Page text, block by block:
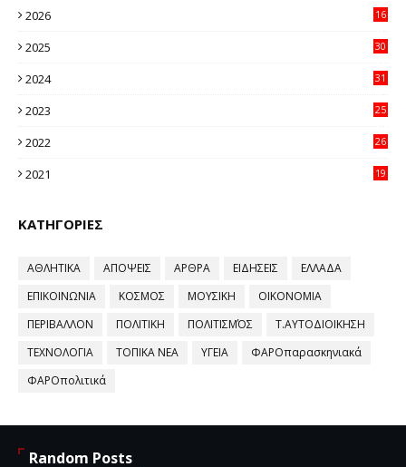
2026
16
2025
30
2024
31
2023
25
2022
26
2021
19
ΚΑΤΗΓΟΡΙΕΣ
ΑΘΛΗΤΙΚΑ ΑΠΟΨΕΙΣ ΑΡΘΡΑ ΕΙΔΗΣΕΙΣ
ΕΛΛΑΔΑ
ΕΠΙΚΟΙΝΩΝΙΑ
ΚΟΣΜΟΣ ΜΟΥΣΙΚΗ
ΟΙΚΟΝΟΜΙΑ
ΠΕΡΙΒΑΛΛΟΝ
ΠΟΛΙΤΙΚΗ ΠΟΛΙΤΙΣΜΌΣ
Τ.ΑΥΤΟΔΙΟΙΚΗΣΗ
ΤΕΧΝΟΛΟΓΙΑ
ΤΟΠΙΚΑ ΝΕΑ ΥΓΕΙΑ
ΦΑΡΟπαρασκηνιακά
ΦΑΡΟπολιτικά
Random Posts